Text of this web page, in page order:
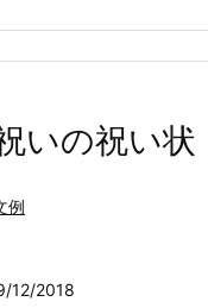
いの祝い状
例
12/2018